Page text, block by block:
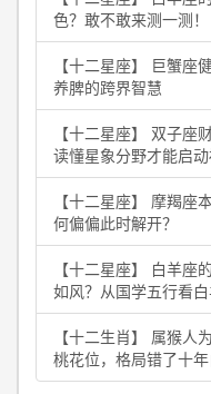
色？敢不敢来测一测！
【十二星座】 巨蟹座
养脾的跨界智慧
【十二星座】 双子座
读懂星象分野才能启
【十二星座】 摩羯座
何偏偏此时解开？
【十二星座】 白羊座
如风？从国学五行看
【十二生肖】 属猴人
桃花位，格局错了十